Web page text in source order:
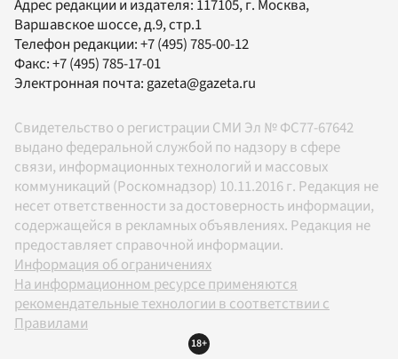
Адрес редакции и издателя: 117105, г. Москва,
Варшавское шоссе, д.9, стр.1
Телефон редакции:+7 (495) 785-00-12
Факс:+7 (495) 785-17-01
Электронная почта: gazeta@gazeta.ru
Свидетельство о регистрации СМИ Эл № ФС77-67642
выдано федеральной службой по надзору в сфере
связи, информационных технологий и массовых
коммуникаций (Роскомнадзор) 10.11.2016 г. Редакция не
несет ответственности за достоверность информации,
содержащейся в рекламных объявлениях. Редакция не
предоставляет справочной информации.
Информация об ограничениях
На информационном ресурсе применяются
рекомендательные технологии в соответствии с
Правилами
18+